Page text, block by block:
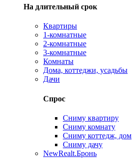
На длительный срок
Квартиры
1-комнатные
2-комнатные
3-комнатные
Комнаты
Дома, коттеджи, усадьбы
Дачи
Спрос
Сниму квартиру
Сниму комнату
Сниму коттедж, дом
Сниму дачу
NewRealt.Бронь